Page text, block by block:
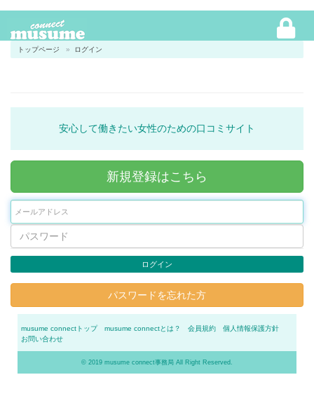
トップページ ログイン
安心して働きたい女性のための口コミサイト
新規登録はこちら
ログイン
パスワードを忘れた方
musume connectトップ musume connectとは？ 会員規約
個人情報保護方針
お問い合わせ
© 2019 musume connect事務局 All Right Reserved.